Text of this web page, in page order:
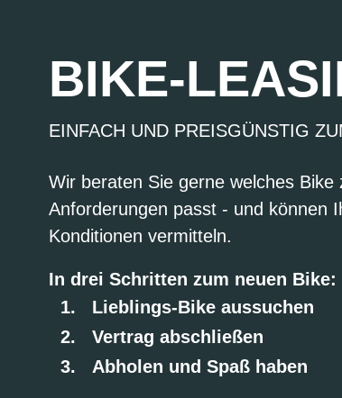
BIKE-
EINFACH UND PREISGÜNSTIG
Wir beraten Sie gerne welches Bike
Anforderungen passt - und können
Konditionen vermitteln.
In drei Schritten zum neuen Bike:
Lieblings-Bike aussuchen
Vertrag abschließen
Abholen und Spaß haben